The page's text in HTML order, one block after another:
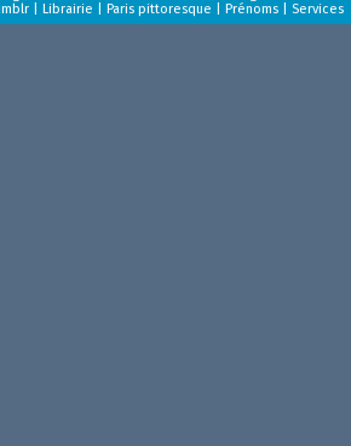
Librairie Paris pittoresque Prénoms Services